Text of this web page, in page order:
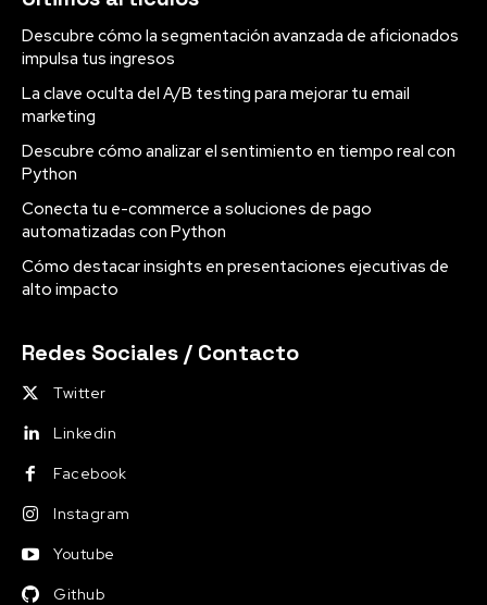
Descubre cómo la segmentación avanzada de aficionados
impulsa tus ingresos
La clave oculta del A/B testing para mejorar tu email
marketing
Descubre cómo analizar el sentimiento en tiempo real con
Python
Conecta tu e-commerce a soluciones de pago
automatizadas con Python
Cómo destacar insights en presentaciones ejecutivas de
alto impacto
Redes Sociales / Contacto
Twitter
Linkedin
Facebook
Instagram
Youtube
Github